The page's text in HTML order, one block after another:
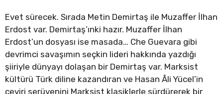
Evet sürecek. Sırada Metin Demirtaş ile Muzaffer İlhan
Erdost var. Demirtaş’ınki hazır. Muzaffer İlhan
Erdost’un dosyası ise masada… Che Guevara gibi
devrimci savaşımın seçkin lideri hakkında yazdığı
şiiriyle dünyayı dolaşan bir Demirtaş var. Marksist
kültürü Türk diline kazandıran ve Hasan Âli Yücel’in
çeviri serüvenini Marksist klasiklerle sürdürerek bir